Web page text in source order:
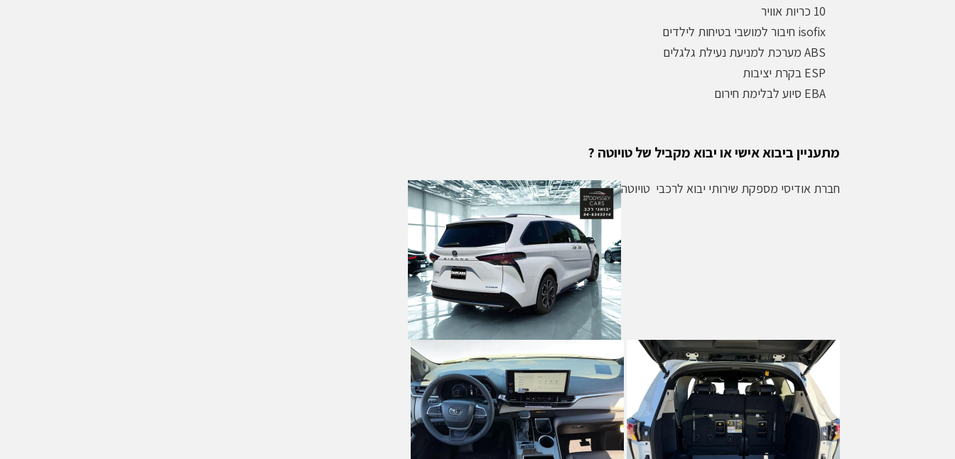
10 כריות אוויר
isofix חיבור למושבי בטיחות לילדים
ABS מערכת למניעת נעילת גלגלים
ESP בקרת יציבות
EBA סיוע לבלימת חירום
מתעניין ביבוא אישי או יבוא מקביל של טויוטה ?
חברת אודיסי מספקת שירותי יבוא לרכבי טויוטה